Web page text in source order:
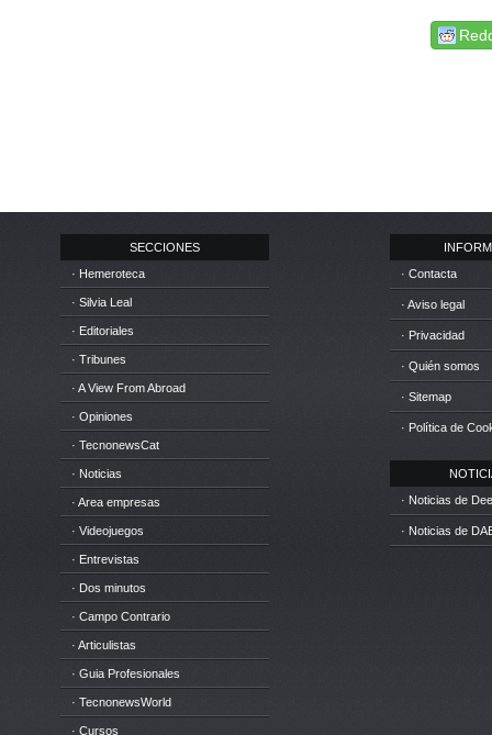
SECCIONES
· Hemeroteca
· Silvia Leal
· Editoriales
· Tribunes
· A View From Abroad
· Opiniones
· TecnonewsCat
· Noticias
· Area empresas
· Videojuegos
· Entrevistas
· Dos minutos
· Campo Contrario
· Articulistas
· Guia Profesionales
· TecnonewsWorld
· Cursos
· Contacta
· Aviso legal
· Privacidad
· Quién somos
· Sitemap
· Política de
· Noticias de
· Noticias de